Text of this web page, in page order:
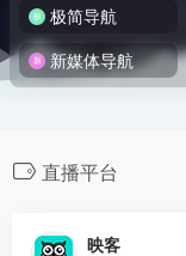
极简导航
新媒体导航
直播平台
映客